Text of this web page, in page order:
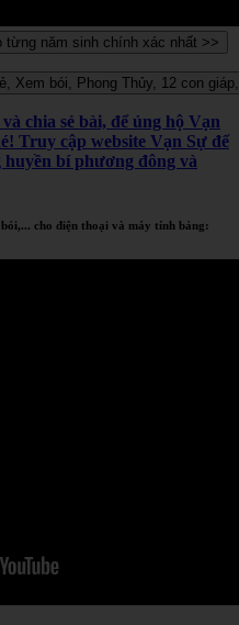
chia sẻ bài, để ủng hộ Vạn
Truy cập website Vạn Sự để
bí phương đông và
cho điện thoại và máy tính bảng: